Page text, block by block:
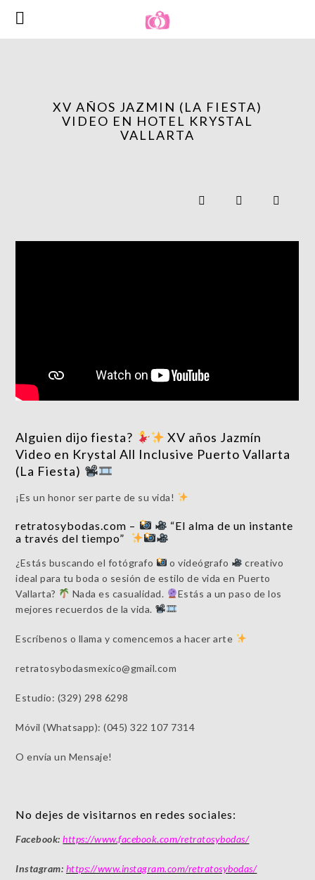
XV AÑOS JAZMIN (LA FIESTA)
VIDEO EN HOTEL KRYSTAL
VALLARTA
Alguien dijo fiesta?
XV años Jazmín
Video en Krystal All Inclusive Puerto Vallarta
(La Fiesta)
¡Es un honor ser parte de su vida!
retratosybodas.com –
“El alma de un instante
a través del tiempo”
¿Estás buscando el fotógrafo o videógrafo
creativo
ideal para tu boda o sesión de estilo de vida en Puerto
Vallarta?
Nada es casualidad.
Estás a un paso de los
mejores recuerdos de la vida.
Escríbenos o llama y comencemos a hacer arte
retratosybodasmexico@gmail.com
Estudio: (329) 298 6298
Móvil (Whatsapp): (045) 322 107 7314
O envía un Mensaje!
No dejes de visitarnos en redes sociales:
Facebook: https://www.facebook.com/retratosybodas/
Instagram: https://www.instagram.com/retratosybodas/